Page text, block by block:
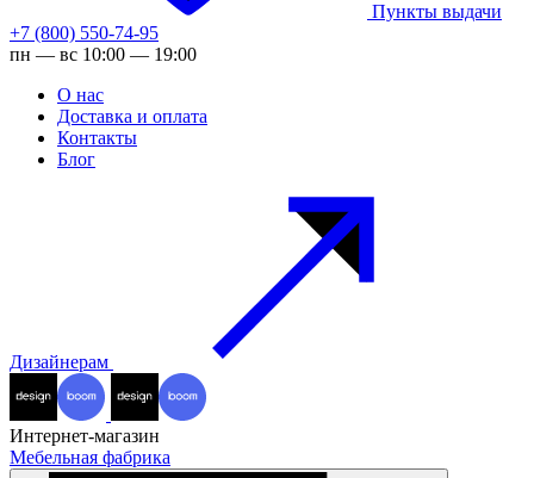
Пункты выдачи
+7 (800) 550-74-95
пн — вс 10:00 — 19:00
О нас
Доставка и оплата
Контакты
Блог
Дизайнерам
Интернет-магазин
Мебельная фабрика